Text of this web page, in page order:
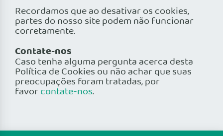
Recordamos que ao desativar os cookies,
partes do nosso site podem não funcionar
corretamente.
Contate-nos
Caso tenha alguma pergunta acerca desta
Política de Cookies ou não achar que suas
preocupações foram tratadas, por
favorcontate-nos.